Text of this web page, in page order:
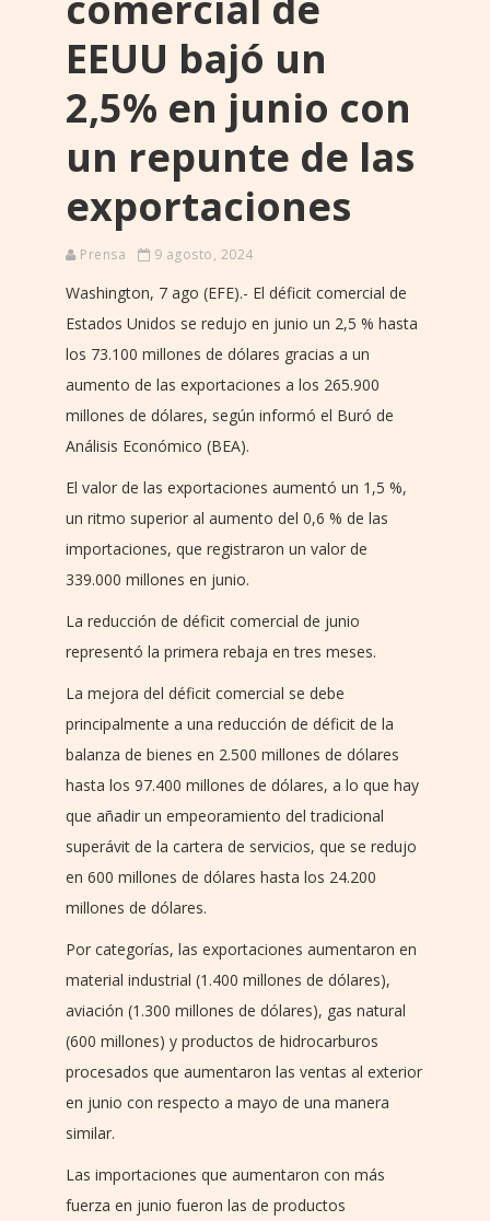
EEUU bajó un
2,5% en junio con
un repunte de las
exportaciones
Prensa 9 agosto, 2024
Washington, 7 ago (EFE).- El déficit comercial de
Estados Unidos se redujo en junio un 2,5 % hasta
los 73.100 millones de dólares gracias a un
aumento de las exportaciones a los 265.900
millones de dólares, según informó el Buró de
Análisis Económico (BEA).
El valor de las exportaciones aumentó un 1,5 %,
un ritmo superior al aumento del 0,6 % de las
importaciones, que registraron un valor de
339.000 millones en junio.
La reducción de déficit comercial de junio
representó la primera rebaja en tres meses.
La mejora del déficit comercial se debe
principalmente a una reducción de déficit de la
balanza de bienes en 2.500 millones de dólares
hasta los 97.400 millones de dólares, a lo que hay
que añadir un empeoramiento del tradicional
superávit de la cartera de servicios, que se redujo
en 600 millones de dólares hasta los 24.200
millones de dólares.
Por categorías, las exportaciones aumentaron en
material industrial (1.400 millones de dólares),
aviación (1.300 millones de dólares), gas natural
(600 millones) y productos de hidrocarburos
procesados que aumentaron las ventas al exterior
en junio con respecto a mayo de una manera
similar.
Las importaciones que aumentaron con más
fuerza en junio fueron las de productos